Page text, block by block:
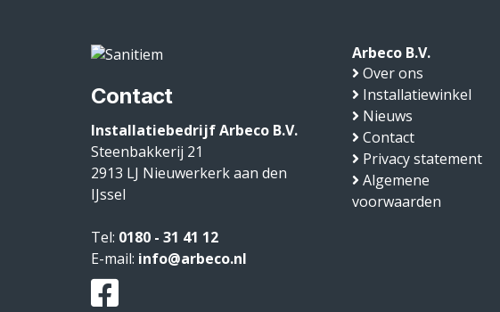
Contact
Installatiebedrijf Arbeco B.V.
Steenbakkerij 21
2913 LJ Nieuwerkerk aan den
IJssel
Tel: 0180 - 31 41 12
E-mail: info@arbeco.nl
Arbeco B.V.
Over ons
Installatiewinkel
Nieuws
Contact
Privacy statement
Algemene
voorwaarden